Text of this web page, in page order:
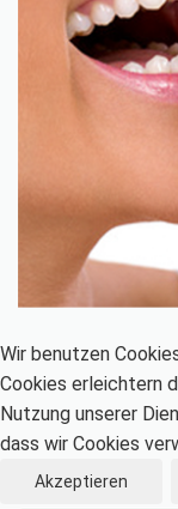
Wir benutzen
Cookies erleichtern
Nutzung unserer
dass wir Cookies
Akzeptieren